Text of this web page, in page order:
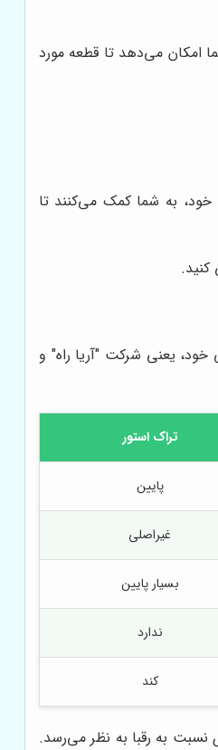
امکان می‌دهد تا قطعه مورد
به شما کمک می‌کنند تا
یعنی شرکت "آریا راه" و
تراک استور
پایین
غیراصلی
بسیار پایین
ندارد
کند
نسبت به رقبا به نظر می‌رسد.